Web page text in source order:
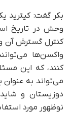
بکر گفت: کیترید
وحش در تاریخ
کنترل گسترش آن
واکسن‌ها
کنند، که این
می‌تواند به
دوزیستان و شاید
نوظهور مورد